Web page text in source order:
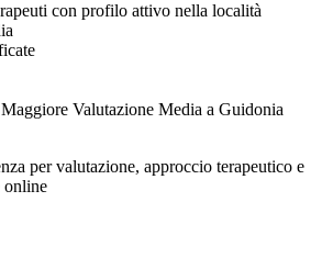
con profilo attivo nella località
Valutazione Media a Guidonia
per valutazione, approccio terapeutico e
online